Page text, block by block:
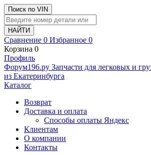
Поиск по VIN
Сравнение 0 Избранное 0
Корзина 0
Профиль
Фoрум196.ру Запчасти для легковых и
из Екатеринбурга
Каталог
Возврат
Доставка и оплата
Способы оплаты Яндекс
Клиентам
О компании
Контакты